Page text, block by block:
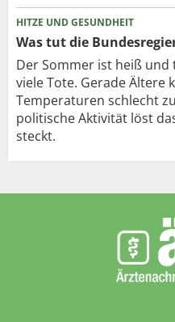
HITZE UND GESUNDHEIT
Was tut die
Der Sommer ist heiß
viele Tote. Gerade Ältere
Temperaturen schlecht
politische Aktivität löst
steckt.